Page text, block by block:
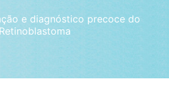
e diagnóstico precoce do
Retinoblastoma